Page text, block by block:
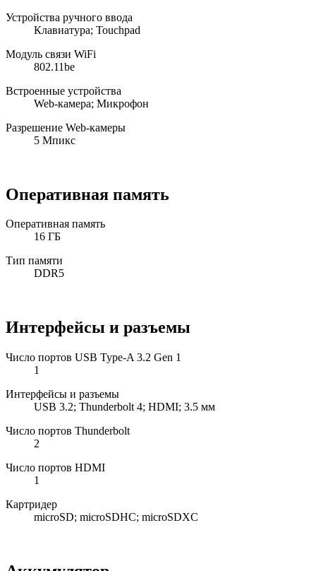
Устройства ручного ввода
Клавиатура; Touchpad
Модуль связи WiFi
802.11be
Встроенные устройства
Web-камера; Микрофон
Разрешение Web-камеры
5 Мпикс
Оперативная память
Оперативная память
16 ГБ
Тип памяти
DDR5
Интерфейсы и разъемы
Число портов USB Type-A 3.2 Gen 1
1
Интерфейсы и разъемы
USB 3.2; Thunderbolt 4; HDMI; 3.5 мм
Число портов Thunderbolt
2
Число портов HDMI
1
Картридер
microSD; microSDHC; microSDXC